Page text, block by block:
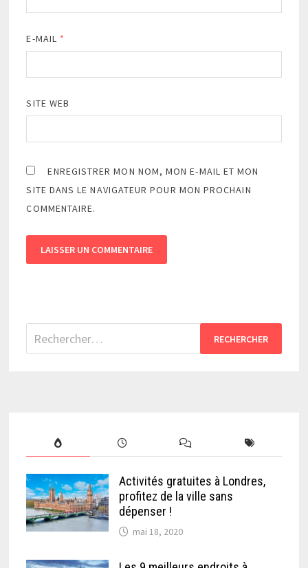
E-MAIL *
SITE WEB
ENREGISTRER MON NOM, MON E-MAIL ET MON
SITE DANS LE NAVIGATEUR POUR MON PROCHAIN
COMMENTAIRE.
Rechercher :
Activités gratuites à Londres,
profitez de la ville sans
dépenser !
mai 18, 2020